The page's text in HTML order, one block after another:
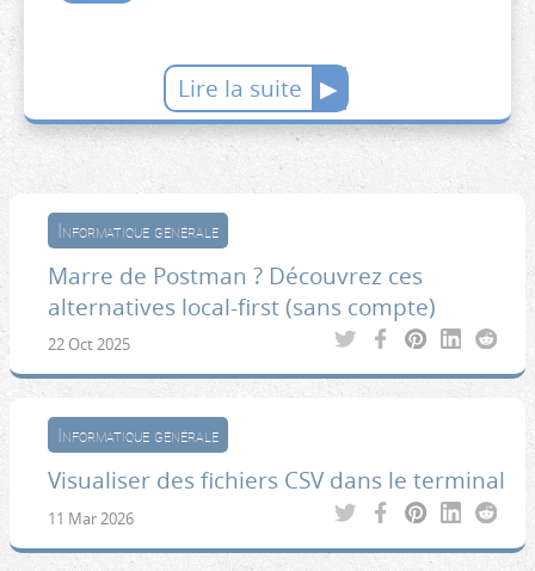
Lire la suite
Informatique générale
Marre de Postman ? Découvrez ces
alternatives local-first (sans compte)
22 Oct 2025
Informatique générale
Visualiser des fichiers CSV dans le terminal
11 Mar 2026